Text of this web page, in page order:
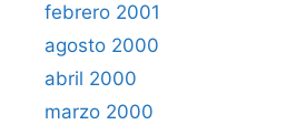
febrero 2001
agosto 2000
abril 2000
marzo 2000